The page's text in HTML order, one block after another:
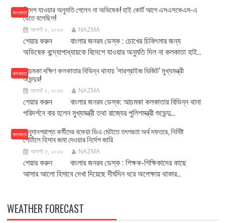
কলকাতাবিদেশ যাওয়ার অনুমতি পেলেন না অভিষেক! হাই কোর্ট আগে এসএসকেএম-এ
যেতে বলেছিল!
আগস্ট ৫, ২০২৬ NAZMA
শেয়ার করুন বাংলার জনরব ডেস্ক : চোখের চিকিৎসার জন্য
অভিষেক বন্দ্যোপাধ্যায়কে বিদেশে যাওয়ার অনুমতি দিল না কলকাতা হাই...
কলকাতাআচমকা দক্ষিণ কলকাতার বিভিন্ন থানায় ‘সারপ্রাইজ ভিজিট’ মুখ্যমন্ত্রী
শুভেন্দুর!
আগস্ট ৫, ২০২৬ NAZMA
শেয়ার করুন বাংলার জনরব ডেস্ক: আচমকা কলকাতার বিভিন্ন থানা
পরিদর্শনে বার হলেন মুখ্যমন্ত্রী তথা রাজ্যের পুলিশমন্ত্রী শুভেন্দু...
কলকাতাঅনুদানপ্রাপ্ত কর্মীদের বকেয়া ডিএ মেটাতে তৎপরতা অর্থ দফতরে, নির্দিষ্ট
পোর্টালে হিসাব জমা দেওয়ার নির্দেশ জারি
আগস্ট ৫, ২০২৬ NAZMA
শেয়ার করুন বাংলার জনরব ডেস্ক : শিক্ষক-শিক্ষিকাদের কাছে
আসার আলো হিসাবে দেখা দিয়েছে দীর্ঘদিন ধরে অপেক্ষায় থাকার...
WEATHER FORECAST